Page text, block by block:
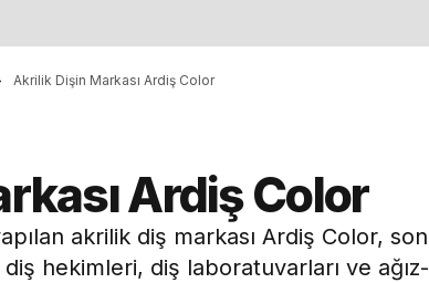
Akrilik Dişin Markası Ardiş Color
Ardiş Color
akrilik diş markası Ardiş Color, son
hekimleri, diş laboratuvarları ve ağız-